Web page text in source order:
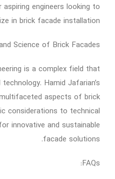
engineers looking to
in brick facade installation.
Science of Brick Facades
is a complex field that
Hamid Jafarian’s
aspects of brick
considerations to technical
innovative and sustainable
facade solutions.
FAQs: